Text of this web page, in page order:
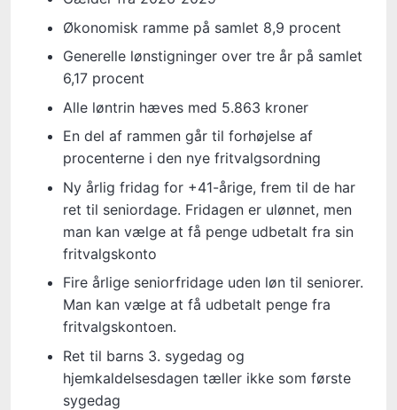
Økonomisk ramme på samlet 8,9 procent
Generelle lønstigninger over tre år på samlet
6,17 procent
Alle løntrin hæves med 5.863 kroner
En del af rammen går til forhøjelse af
procenterne i den nye fritvalgsordning
Ny årlig fridag for +41-årige, frem til de har
ret til seniordage. Fridagen er ulønnet, men
man kan vælge at få penge udbetalt fra sin
fritvalgskonto
Fire årlige seniorfridage uden løn til seniorer.
Man kan vælge at få udbetalt penge fra
fritvalgskontoen.
Ret til barns 3. sygedag og
hjemkaldelsesdagen tæller ikke som første
sygedag